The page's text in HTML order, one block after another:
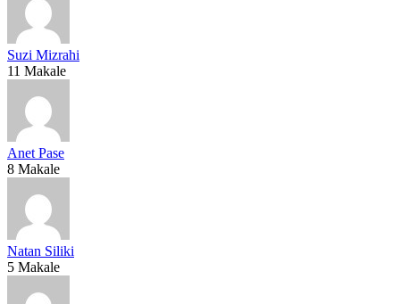
Suzi Mizrahi
11 Makale
Anet Pase
8 Makale
Natan Siliki
5 Makale